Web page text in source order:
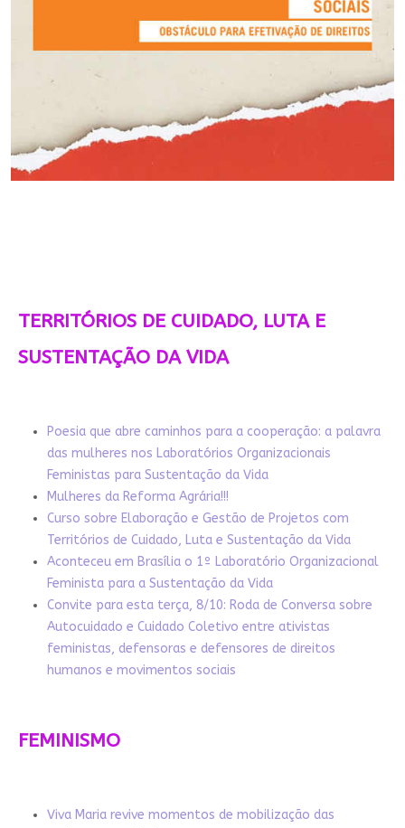
TERRITÓRIOS DE CUIDADO, LUTA E
SUSTENTAÇÃO DA VIDA
Poesia que abre caminhos para a cooperação: a palavra
das mulheres nos Laboratórios Organizacionais
Feministas para Sustentação da Vida
Mulheres da Reforma Agrária!!!
Curso sobre Elaboração e Gestão de Projetos com
Territórios de Cuidado, Luta e Sustentação da Vida
Aconteceu em Brasília o 1º Laboratório Organizacional
Feminista para a Sustentação da Vida
Convite para esta terça, 8/10: Roda de Conversa sobre
Autocuidado e Cuidado Coletivo entre ativistas
feministas, defensoras e defensores de direitos
humanos e movimentos sociais
FEMINISMO
Viva Maria revive momentos de mobilização das